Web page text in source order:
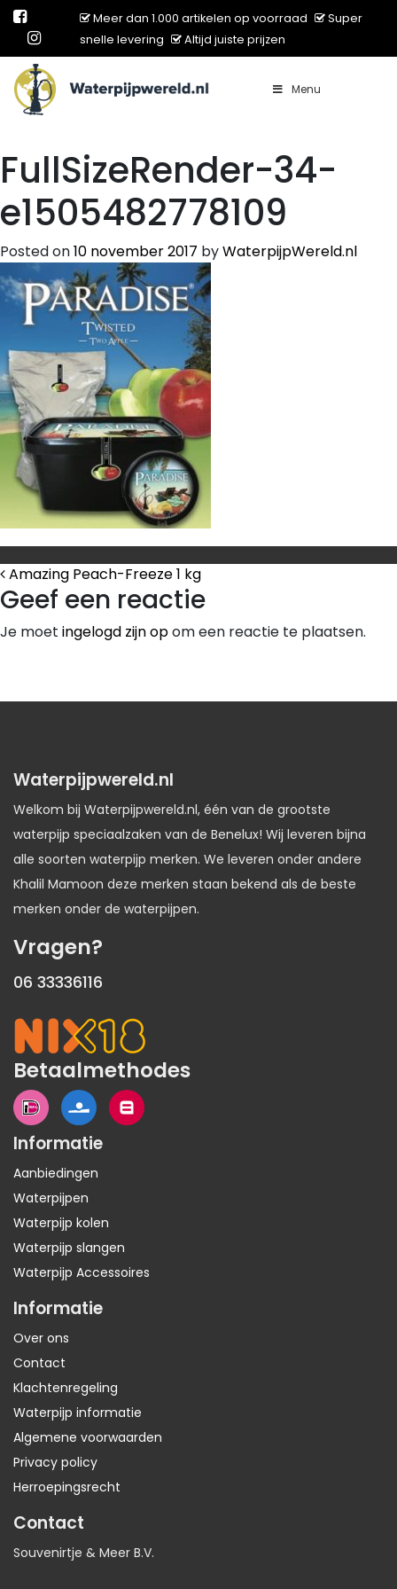
Meer dan 1.000 artikelen op voorraad
Super
snelle levering
Altijd juiste prijzen
Main Navigation Menu
FullSizeRender-34-
e1505482778109
Posted on10 november 2017 byWaterpijpWereld.nl
Bericht Navigatie
Amazing Peach-Freeze 1 kg
Geef een reactie
Je moet ingelogd zijn opom een reactie te plaatsen.
Waterpijpwereld.nl
Welkom bij Waterpijpwereld.nl, één van de grootste
waterpijp speciaalzaken van de Benelux! Wij leveren bijna
alle soorten waterpijp merken. We leveren onder andere
Khalil Mamoon deze merken staan bekend als de beste
merken onder de waterpijpen.
Vragen?
06 33336116
Betaalmethodes
Informatie
Aanbiedingen
Waterpijpen
Waterpijp kolen
Waterpijp slangen
Waterpijp Accessoires
Informatie
Over ons
Contact
Klachtenregeling
Waterpijp informatie
Algemene voorwaarden
Privacy policy
Herroepingsrecht
Contact
Souvenirtje & Meer B.V.